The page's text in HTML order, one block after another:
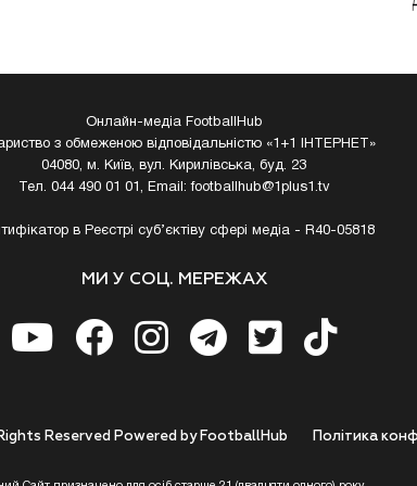
Онлайн-медіа FootballHub
з обмеженою відповідальністю «1+1 ІНТЕРНЕТ»
04080, м. Київ, вул. Кирилівська, буд. 23
Тел. 044 490 01 01, Email:footballhub@1plus1.tv
в Реєстрі суб’єктіву сфері медіа - R40-05818
МИ У СОЦ. МЕРЕЖАХ
Полiтика
Reserved Powered by FootballHub